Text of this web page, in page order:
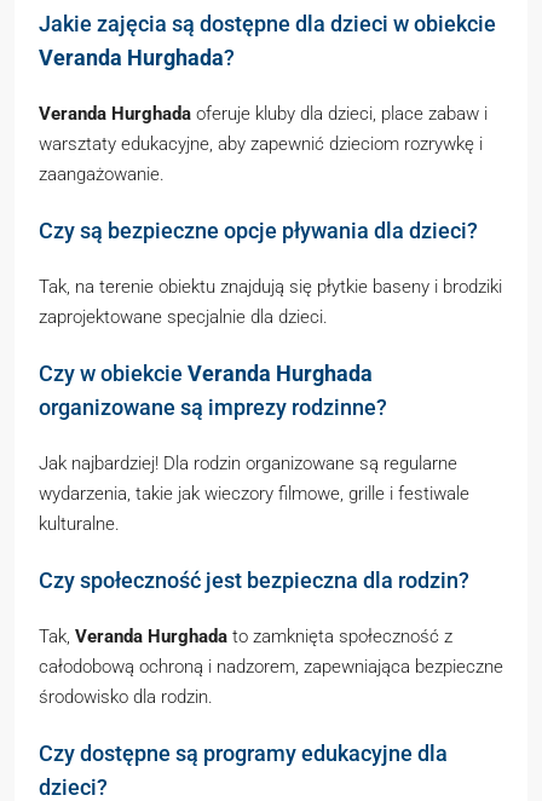
Jakie zajęcia są dostępne dla dzieci w obiekcie
Veranda Hurghada?
Veranda Hurghada oferuje kluby dla dzieci, place zabaw i
warsztaty edukacyjne, aby zapewnić dzieciom rozrywkę i
zaangażowanie.
Czy są bezpieczne opcje pływania dla dzieci?
Tak, na terenie obiektu znajdują się płytkie baseny i brodziki
zaprojektowane specjalnie dla dzieci.
Czy w obiekcie Veranda Hurghada
organizowane są imprezy rodzinne?
Jak najbardziej! Dla rodzin organizowane są regularne
wydarzenia, takie jak wieczory filmowe, grille i festiwale
kulturalne.
Czy społeczność jest bezpieczna dla rodzin?
Tak, Veranda Hurghada to zamknięta społeczność z
całodobową ochroną i nadzorem, zapewniająca bezpieczne
środowisko dla rodzin.
Czy dostępne są programy edukacyjne dla
dzieci?